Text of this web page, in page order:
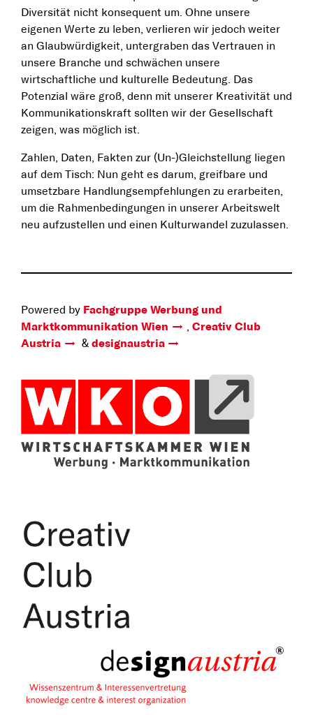
Diversität nicht konsequent um. Ohne unsere
eigenen Werte zu leben, verlieren wir jedoch weiter
an Glaubwürdigkeit, untergraben das Vertrauen in
unsere Branche und schwächen unsere
wirtschaftliche und kulturelle Bedeutung. Das
Potenzial wäre groß, denn mit unserer Kreativität und
Kommunikationskraft sollten wir der Gesellschaft
zeigen, was möglich ist.
Zahlen, Daten, Fakten zur (Un-)Gleichstellung liegen
auf dem Tisch: Nun geht es darum, greifbare und
umsetzbare Handlungsempfehlungen zu erarbeiten,
um die Rahmenbedingungen in unserer Arbeitswelt
neu aufzustellen und einen Kulturwandel zuzulassen.
Powered by Fachgruppe Werbung und
Marktkommunikation Wien
Creativ Club
Austria
& designaustria